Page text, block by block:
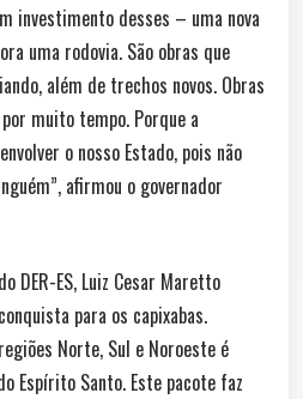
investimento desses – uma nova
uma rodovia. São obras que
além de trechos novos. Obras
muito tempo. Porque a
o nosso Estado, pois não
afirmou o governador
DER-ES, Luiz Cesar Maretto
para os capixabas.
Norte, Sul e Noroeste é
Espírito Santo. Este pacote faz